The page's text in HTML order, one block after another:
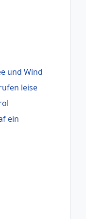
und Wind
leise
ein